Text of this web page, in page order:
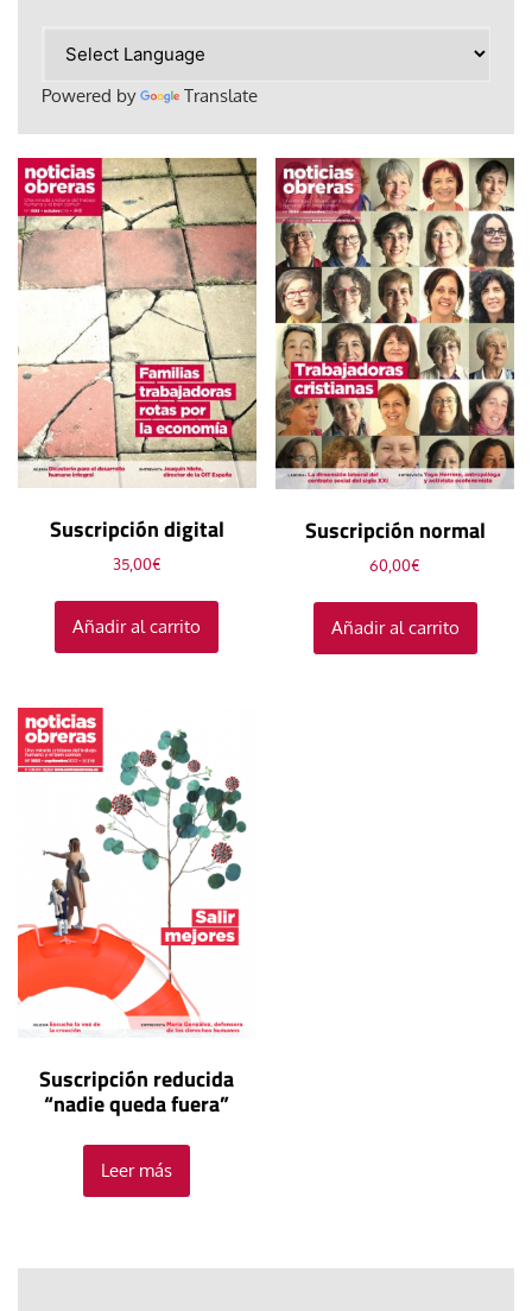
Powered by Translate
Suscripción digital
35,00€
Añadir al carrito
Suscripción normal
60,00€
Añadir al carrito
Suscripción reducida
“nadie queda fuera”
Leer más